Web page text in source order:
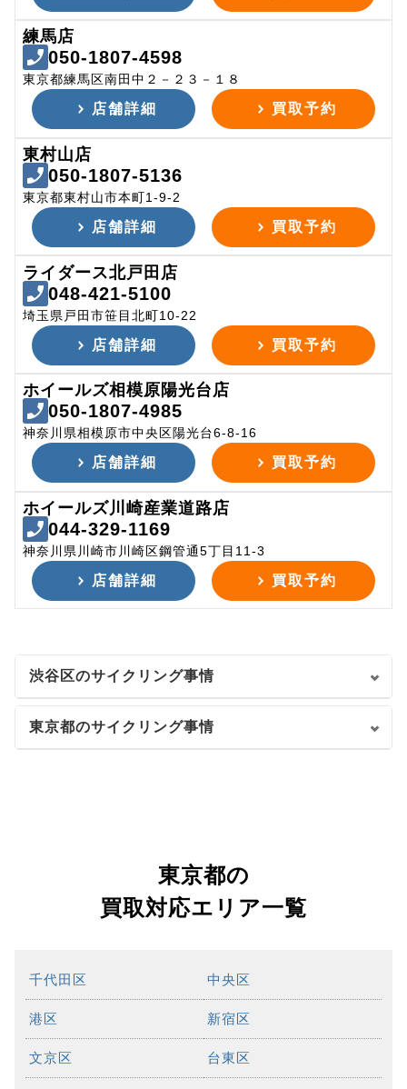
練馬店
050-1807-4598
東京都練馬区南田中２－２３－１８
店舗詳細 買取予約
東村山店
050-1807-5136
東京都東村山市本町1-9-2
店舗詳細 買取予約
ライダース北戸田店
048-421-5100
埼玉県戸田市笹目北町10-22
店舗詳細 買取予約
ホイールズ相模原陽光台店
050-1807-4985
神奈川県相模原市中央区陽光台6-8-16
店舗詳細 買取予約
ホイールズ川崎産業道路店
044-329-1169
神奈川県川崎市川崎区鋼管通5丁目11-3
店舗詳細 買取予約
渋谷区のサイクリング事情
東京都のサイクリング事情
東京都の
買取対応エリア一覧
千代田区 中央区
港区 新宿区
文京区 台東区